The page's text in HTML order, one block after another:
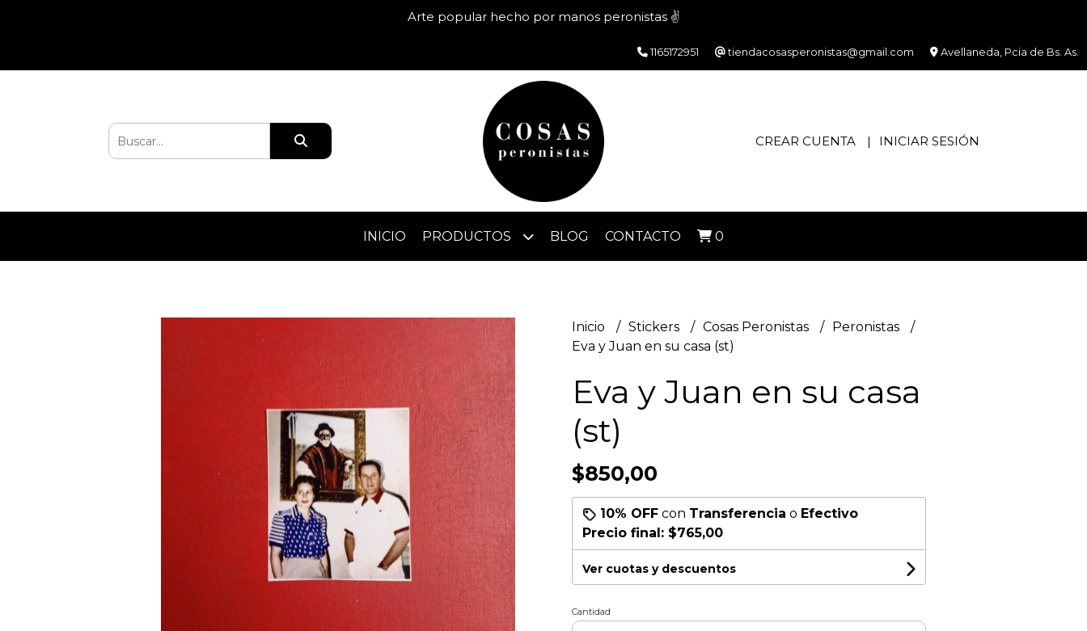
Arte popular hecho por manos peronistas ✌️
1165172951 tiendacosasperonistas@gmail.com Avellaneda, Pcia de Bs. As.
CREAR CUENTA INICIAR SESIÓN
INICIO PRODUCTOS BLOG CONTACTO 0
Inicio Stickers Cosas Peronistas
Peronistas
Eva y Juan en su casa (st)
Eva y Juan en su casa
(st)
$850,00
10% OFF con Transferencia o Efectivo
Precio final: $765,00
Ver cuotas y descuentos
Cantidad